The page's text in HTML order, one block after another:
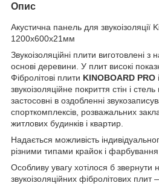
Опис
Акустична панель для звукоізоляції
1200х600х21мм
Звукоізоляційні плити виготовлені з
основі деревини. У плит високі
Фібролітові плити KINOBOARD PRO
звукоізоляційне покриття стін і
застосовні в оздобленні
спорткомплексів, розважальних
житлових будинків і квартир.
Надається можливість
різними типами крайок і фарбування
Особливу увагу хотілося б звернути
звукоізоляційних фібролітових плит